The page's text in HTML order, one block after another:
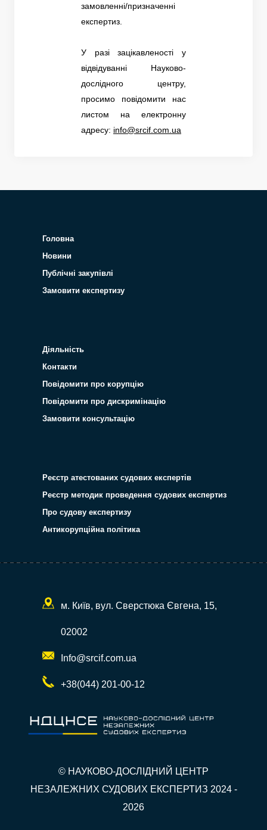
замовленні/призначенні
експертиз.
У разі зацікавленості у
відвідуванні Науково-
дослідного центру,
просимо повідомити нас
листом на електронну
адресу: info@srcif.com.ua
Головна
Новини
Публічні закупівлі
Замовити експертизу
Діяльність
Контакти
Повідомити про корупцію
Повідомити про дискримінацію
Замовити консультацію
Реєстр атестованих судових експертів
Реєстр методик проведення судових експертиз
Про судову експертизу
Антикорупційна політика
м. Київ, вул. Сверстюка Євгена, 15,
02002
Info@srcif.com.ua
+38(044) 201-00-12
© НАУКОВО-ДОСЛІДНИЙ ЦЕНТР
НЕЗАЛЕЖНИХ СУДОВИХ ЕКСПЕРТИЗ 2024 -
2026